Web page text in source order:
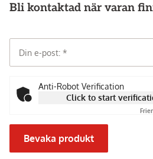
Bli kontaktad när varan
Din e-post:
Anti-Robot Verification
Click to start
Bevaka produkt